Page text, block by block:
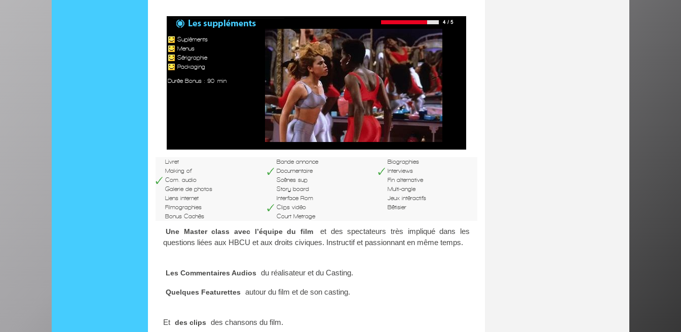
Supléments
Menus
Sérigraphie
Packaging
Durée Bonus : 90 min
Livret Bande annonce
Biographies
Making of
Documentaire
Interviews
Com. audio
Scènes sup
Fin alternative
Galerie de photos
Story board
Multi-angle
Liens internet
Interface Rom
Jeux intéractifs
Filmographies
Clips vidéo
Bêtisier
Bonus Cachés
Court Metrage
Une Master class avec l’équipe du film
et des spectateurs très impliqué dans les
questions liées aux HBCU et aux droits civiques. Instructif et passionnant en même temps.
Les Commentaires Audios du réalisateur et du Casting.
Quelques Featurettes autour du film et de son casting.
Et des clips des chansons du film.